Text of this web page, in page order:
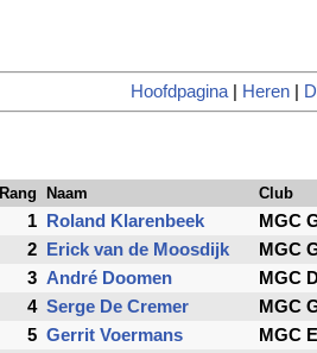
Hoofdpagina| Heren|
Rang Naam Club
1 Roland Klarenbeek MGC
2
Erick van de Moosdijk MGC
3 André Doomen MGC
4 Serge De Cremer MGC
5 Gerrit Voermans MGC